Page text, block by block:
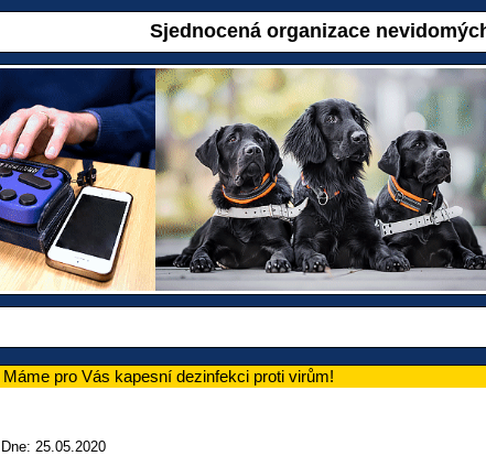
Sjednocená organizace
Máme pro Vás kapesní dezinfekci proti virům!
Dne: 25.05.2020